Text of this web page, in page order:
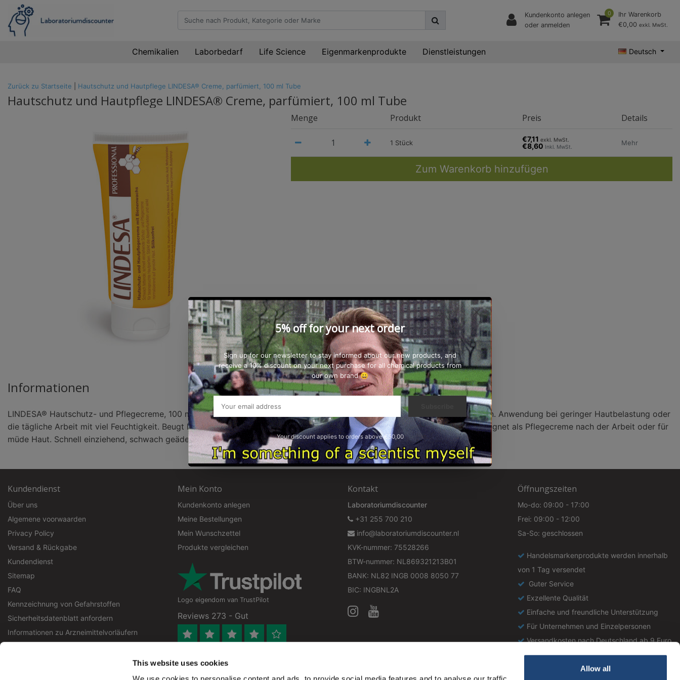
This website uses cookies
Allow all
Kundenkonto anlegen
oder anmelden
0
Ihr Warenkorb
€0,00 exkl. MwSt.
Chemikalien Laborbedarf Life Science Eigenmarkenprodukte Dienstleistungen Deutsch
Zurück zu Startseite Hautschutz und Hautpflege LINDESA® Creme, parfümiert, 100 ml Tube
Hautschutz und Hautpflege LINDESA® Creme, parfümiert, 100 ml Tube
Menge Produkt Preis Details
1 Stück €7,11exkl. MwSt.
€8,60 Inkl. MwSt.
Mehr
Zum Warenkorb hinzufügen
Informationen
LINDESA® Hautschutz- und Pflegecreme, 100 ml Öl-in-Wasser-Emulsion mit natürlichem Bienenwachs und Pflegestoff Allantoin. Anwendung bei geringer Hautbelastung oder
die tägliche Arbeit mit viel Feuchtigkeit. Beugt Hautschäden vor und normalisiert gereizte Hautpartien, glättet und pflegt. Geeignet als Pflegecreme nach der Arbeit oder für
müde Haut. Schnell einziehend, schwach geädert, silikonfrei, duftend nach Bienenwachsduft.
Kundendienst
Über uns
Algemene voorwaarden
Privacy Policy
Versand & Rückgabe
Kundendienst
Sitemap
FAQ
Kennzeichnung von Gefahrstoffen
Sicherheitsdatenblatt anfordern
Informationen zu Arzneimittelvorläufern
Mein Konto
Kundenkonto anlegen
Meine Bestellungen
Mein Wunschzettel
Produkte vergleichen
Logo eigendom van TrustPilot
Reviews 273 - Gut
Kontakt
Laboratoriumdiscounter
+31 255 700 210
info@laboratoriumdiscounter.nl
KVK-nummer: 75528266
BTW-nummer: NL869321213B01
BANK: NL82 INGB 0008 8050 77
BIC: INGBNL2A
Öffnungszeiten
Mo-do: 09:00 - 17:00
Frei: 09:00 - 12:00
Sa-So: geschlossen
Handelsmarkenprodukte werden innerhalb
von 1 Tag versendet
Guter Service
Exzellente Qualität
Einfache und freundliche Unterstützung
Für Unternehmen und Einzelpersonen
Versandkosten nach Deutschland ab 9 Euro
5% off for your next order
Sign up for our newsletter to stay informed about our new products, and
receive a 10% discount on your next purchase for all chemical products from
our own brand 😀
Your discount applies to orders above €50,00